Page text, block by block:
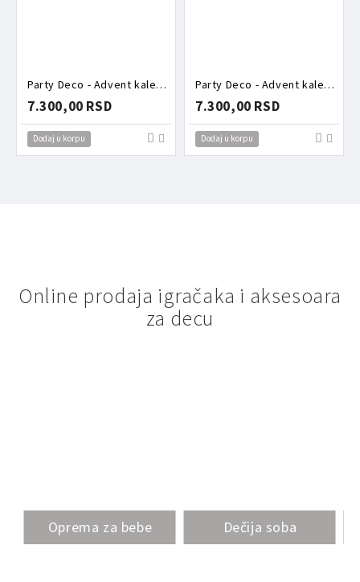
Party Deco - Advent kalendar - Roze kutija puna aksesoara
7.300,00 RSD
Dodaj u korpu
Party Deco - Advent kalendar - Torbica puna aksesoara zeka
7.300,00 RSD
Dodaj u korpu
Online prodaja igračaka i aksesoara
za decu
Oprema za bebe Dečija soba